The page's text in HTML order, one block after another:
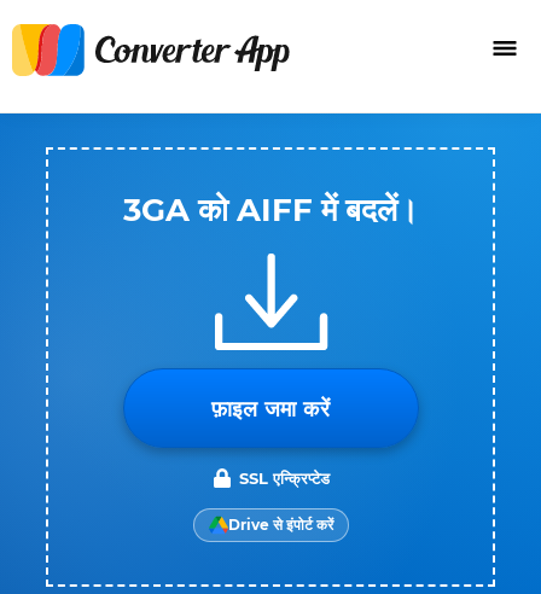
3GA को AIFF में बदलें।
फ़ाइल जमा करें
SSL एन्क्रिप्टेड
Drive से इंपोर्ट करें